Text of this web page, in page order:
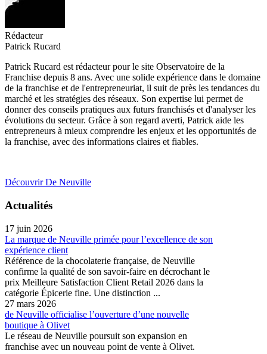
Rédacteur
Patrick Rucard
Patrick Rucard est rédacteur pour le site Observatoire de la
Franchise depuis 8 ans. Avec une solide expérience dans le domaine
de la franchise et de l'entrepreneuriat, il suit de près les tendances du
marché et les stratégies des réseaux. Son expertise lui permet de
donner des conseils pratiques aux futurs franchisés et d'analyser les
évolutions du secteur. Grâce à son regard averti, Patrick aide les
entrepreneurs à mieux comprendre les enjeux et les opportunités de
la franchise, avec des informations claires et fiables.
Découvrir De Neuville
Actualités
17 juin 2026
La marque de Neuville primée pour l’excellence de son
expérience client
Référence de la chocolaterie française, de Neuville
confirme la qualité de son savoir-faire en décrochant le
prix Meilleure Satisfaction Client Retail 2026 dans la
catégorie Épicerie fine. Une distinction ...
27 mars 2026
de Neuville officialise l’ouverture d’une nouvelle
boutique à Olivet
Le réseau de Neuville poursuit son expansion en
franchise avec un nouveau point de vente à Olivet.